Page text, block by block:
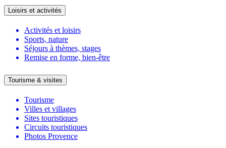
Loisirs et activités
Activités et loisirs
Sports, nature
Séjours à thèmes, stages
Remise en forme, bien-être
Tourisme & visites
Tourisme
Villes et villages
Sites touristiques
Circuits touristiques
Photos Provence